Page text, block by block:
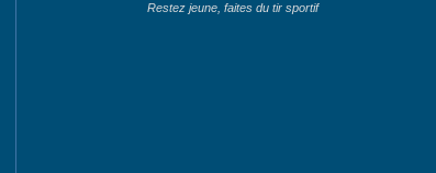
Restez jeune, faites du tir sportif